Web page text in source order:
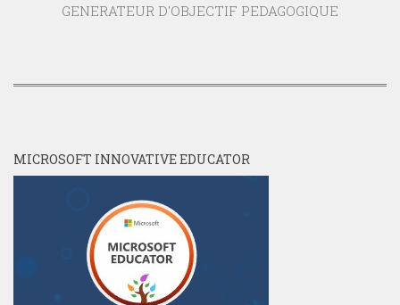
GENERATEUR D'OBJECTIF PEDAGOGIQUE
MICROSOFT INNOVATIVE EDUCATOR